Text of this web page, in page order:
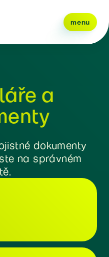
menu
a
dokumenty
na správném